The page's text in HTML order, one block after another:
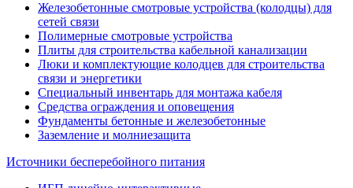
Железобетонные смотровые устройства (колодцы) для
сетей связи
Полимерные смотровые устройства
Плиты для строительства кабельной канализации
Люки и комплектующие колодцев для строительства
связи и энергетики
Специальный инвентарь для монтажа кабеля
Средства ограждения и оповещения
Фундаменты бетонные и железобетонные
Заземление и молниезащита
Источники бесперебойного питания